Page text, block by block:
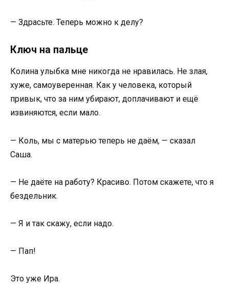
— Здрасьте. Теперь можно к делу?
Ключ на пальце
Колина улыбка мне никогда не нравилась. Не злая,
хуже, самоуверенная. Как у человека, который
привык, что за ним убирают, доплачивают и ещё
извиняются, если мало.
— Коль, мы с матерью теперь не даём, — сказал
Саша.
— Не даёте на работу? Красиво. Потом скажете, что я
бездельник.
— Я и так скажу, если надо.
— Пап!
Это уже Ира.